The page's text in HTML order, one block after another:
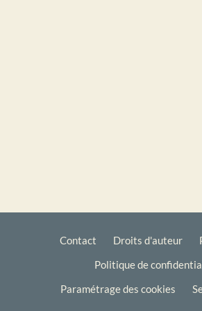
Contact Droits d'auteur
Politique de
Paramétrage des cookies